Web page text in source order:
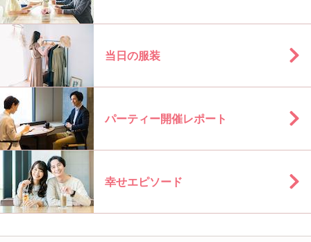
当日の服装
パーティー開催レポート
幸せエピソード